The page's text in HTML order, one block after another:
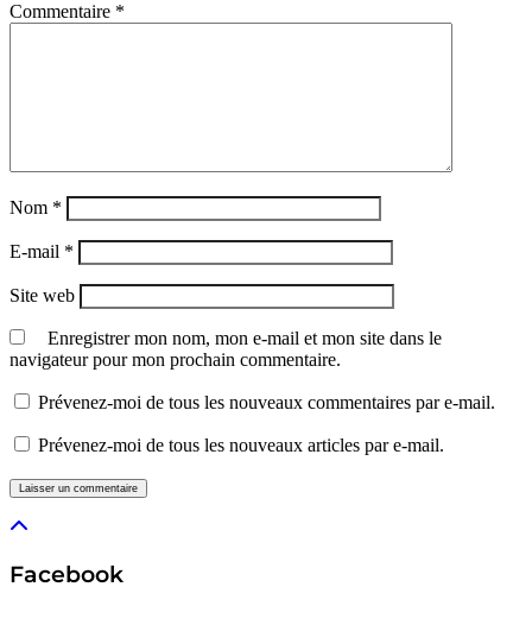
Commentaire *
Nom *
E-mail *
Site web
Enregistrer mon nom, mon e-mail et mon site dans le
navigateur pour mon prochain commentaire.
Prévenez-moi de tous les nouveaux commentaires par e-mail.
Prévenez-moi de tous les nouveaux articles par e-mail.
Facebook